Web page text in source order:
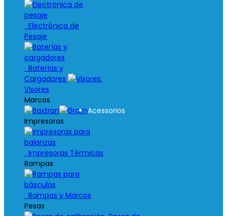
Electrónica de
Pesaje
Baterías y
Cargadores
Visores
Marcas
Acessorios
Impresoras
Impresoras Térmicas
Rampas
Rampas y Marcos
Pesas